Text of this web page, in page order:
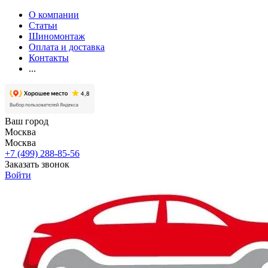
О компании
Статьи
Шиномонтаж
Оплата и доставка
Контакты
...
Ваш город
Москва
Москва
+7 (499) 288-85-56
Заказать звонок
Войти